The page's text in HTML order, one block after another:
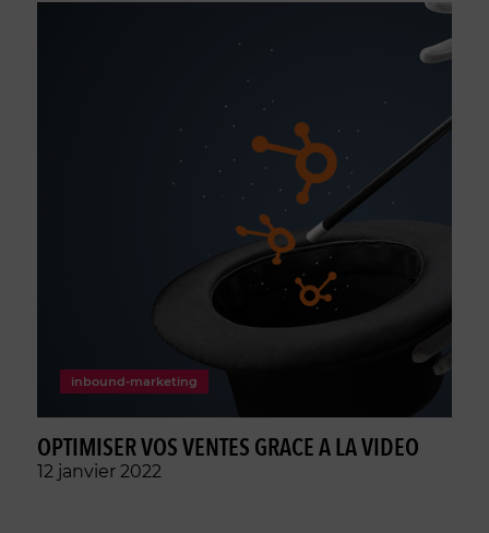
inbound-marketing
OPTIMISER VOS VENTES GRACE A LA VIDEO
12 janvier 2022